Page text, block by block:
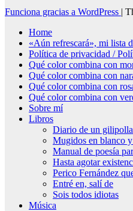
Funciona gracias a WordPress |
Home
«Aún refrescará», mi lista
Política de privacidad /
Qué color combina con
Qué color combina con
Qué color combina con
Qué color combina con
Sobre mí
Libros
Diario de un
Mugidos en blanco
Manual de poesía
Hasta agotar
Perico Fernández
Entré en, salí de
Sois todos idiotas
Música